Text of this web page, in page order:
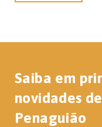
Saiba em
novidades
Penaguião